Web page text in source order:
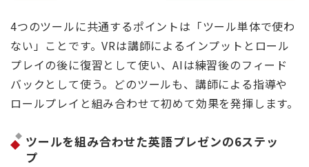
4つのツールに共通するポイントは「ツール単体で使わ
ない」ことです。VRは講師によるインプットとロール
プレイの後に復習として使い、AIは練習後のフィード
バックとして使う。どのツールも、講師による指導や
ロールプレイと組み合わせて初めて効果を発揮します。
ツールを組み合わせた英語プレゼンの6ステッ
プ